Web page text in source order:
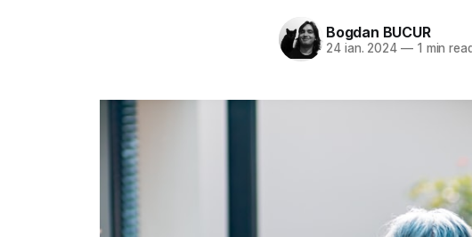
Bogdan BUCUR
24 ian. 2024 —1 min